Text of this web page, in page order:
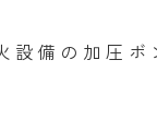
備の加圧ボ